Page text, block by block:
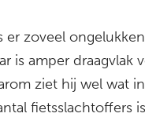
er zoveel ongelukken
is amper draagvlak
ziet hij wel wat
fietsslachtoffers